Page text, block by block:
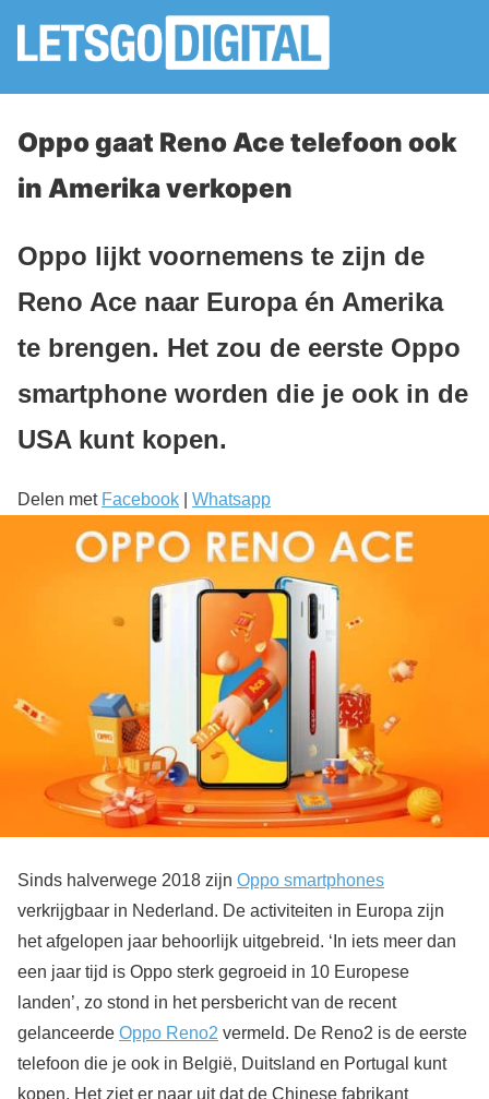
Oppo gaat Reno Ace telefoon ook
in Amerika verkopen
Oppo lijkt voornemens te zijn de
Reno Ace naar Europa én Amerika
te brengen. Het zou de eerste Oppo
smartphone worden die je ook in de
USA kunt kopen.
Delen met Facebook Whatsapp
Sinds halverwege 2018 zijn Oppo smartphones
verkrijgbaar in Nederland. De activiteiten in Europa zijn
het afgelopen jaar behoorlijk uitgebreid. ‘In iets meer dan
een jaar tijd is Oppo sterk gegroeid in 10 Europese
landen’, zo stond in het persbericht van de recent
gelanceerde Oppo Reno2 vermeld. De Reno2 is de eerste
telefoon die je ook in België, Duitsland en Portugal kunt
kopen. Het ziet er naar uit dat de Chinese fabrikant